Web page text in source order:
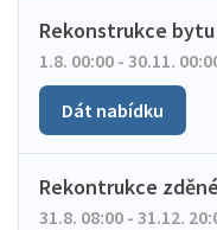
Rekonstrukce bytu
1.8. 00:00 - 30.11.
Dát nabídku
Rekontrukce
31.8. 08:00 - 31.12.